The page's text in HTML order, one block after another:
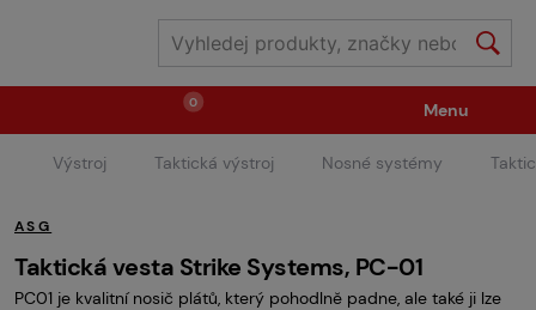
0
Zbraně Střelivo / plyny
Náhradní díly / upgrade Příslušenství ke zbraním
Menu
Výstroj Taktická výstroj Nosné systémy
ASG
Taktická vesta Strike Systems, PC-01
PC01 je kvalitní nosič plátů, který pohodlně padne, ale také ji lze